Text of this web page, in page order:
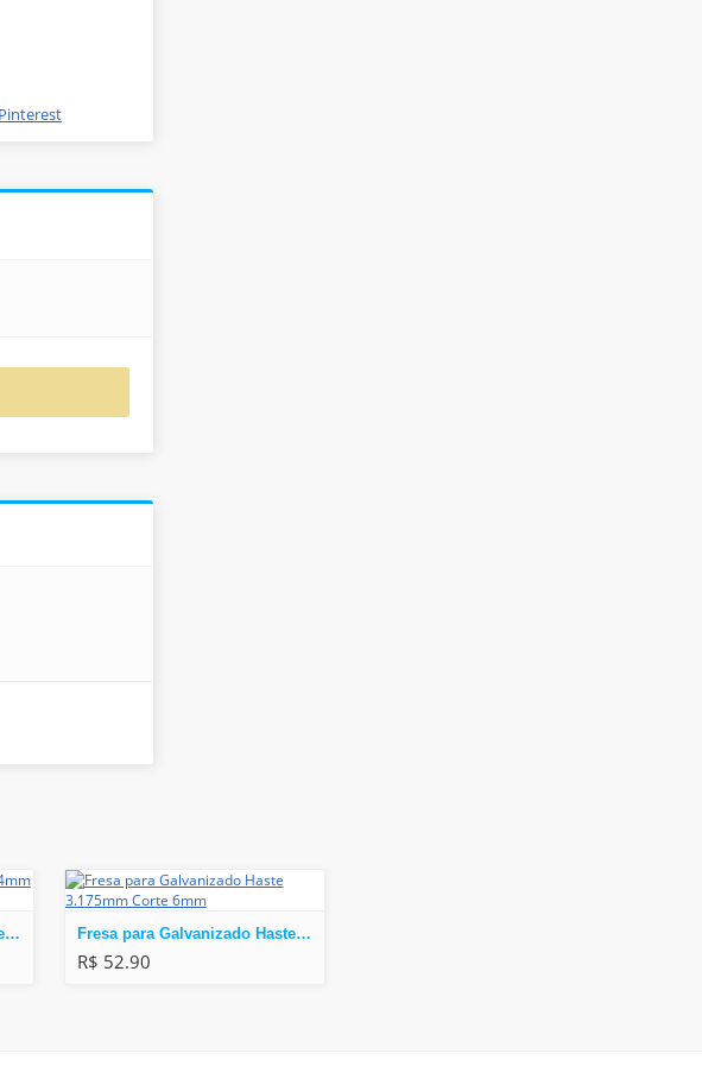
Fresa para Galvanizado Haste 4mm Corte 6mm Fresa para Galvanizado Haste 3.175mm Corte 6mm
R$ 52.90